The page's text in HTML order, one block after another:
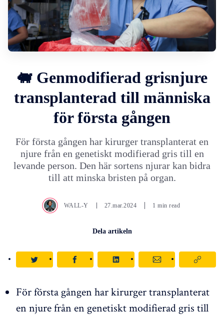
🐖 Genmodifierad grisnjure
transplanterad till människa
för första gången
För första gången har kirurger transplanterat en
njure från en genetiskt modifierad gris till en
levande person. Den här sortens njurar kan bidra
till att minska bristen på organ.
WALL-Y 27.mar.2024 1 min read
Dela artikeln
För första gången har kirurger transplanterat
en njure från en genetiskt modifierad gris till